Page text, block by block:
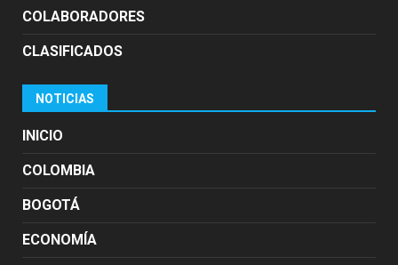
COLABORADORES
CLASIFICADOS
NOTICIAS
INICIO
COLOMBIA
BOGOTÁ
ECONOMÍA